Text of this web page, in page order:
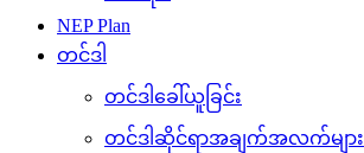
NEP Plan
တင်ဒါ
တင်ဒါခေါ်ယူခြင်း
တင်ဒါဆိုင်ရာအချက်အလက်များ